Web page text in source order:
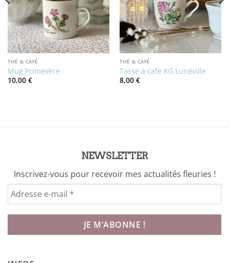
THÉ & CAFÉ
Mug Primevère
10,00 €
THÉ & CAFÉ
Tasse à café KG Lunéville
8,00 €
NEWSLETTER
Inscrivez-vous pour recevoir mes actualités fleuries !